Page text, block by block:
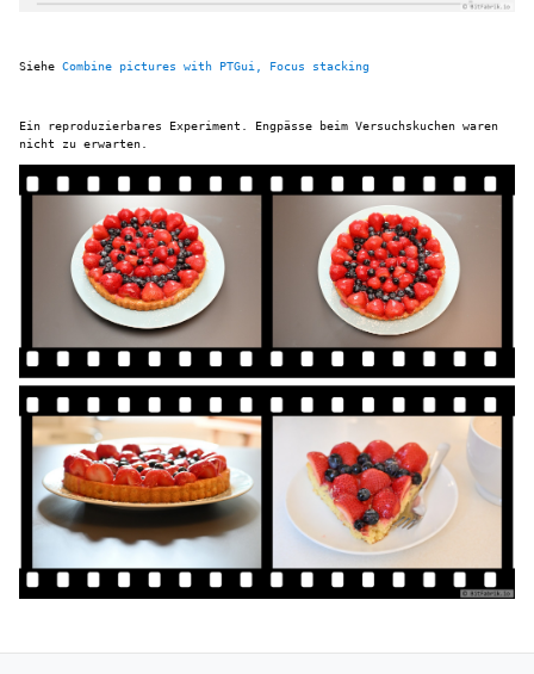
Siehe Combine pictures with PTGui, Focus stacking
Ein reproduzierbares Experiment. Engpässe beim Versuchskuchen waren
nicht zu erwarten.